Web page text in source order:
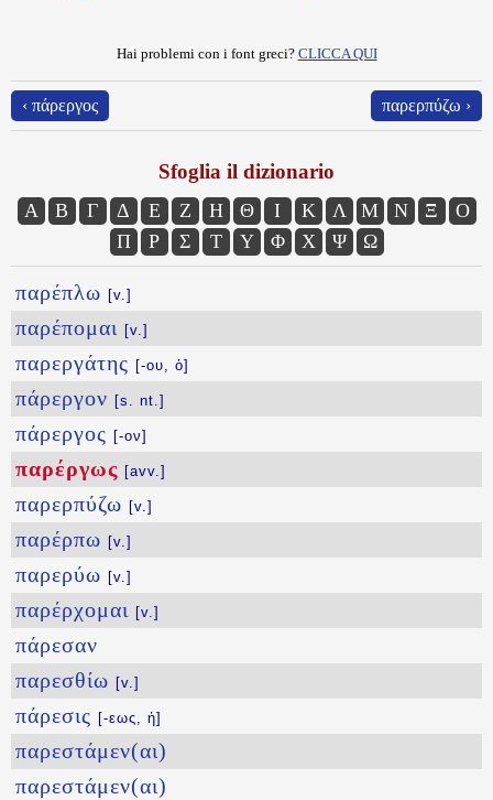
Hai problemi con i font greci? CLICCA QUI
‹ πάρεργος παρερπύζω ›
Sfoglia il dizionario
Α Β Γ Δ Ε Ζ Η Θ Ι Κ Λ Μ Ν Ξ
Ο
Π
Ρ Σ Τ Υ Φ Χ Ψ Ω
παρέπλω [v.]
παρέπομαι [v.]
παρεργάτης [-ου, ὁ]
πάρεργον [s. nt.]
πάρεργος [-ον]
παρέργως [avv.]
παρερπύζω [v.]
παρέρπω [v.]
παρερύω [v.]
παρέρχομαι [v.]
πάρεσαν
παρεσθίω [v.]
πάρεσις [-εως, ἡ]
παρεστάμεν(αι)
παρεστάμεν(αι)